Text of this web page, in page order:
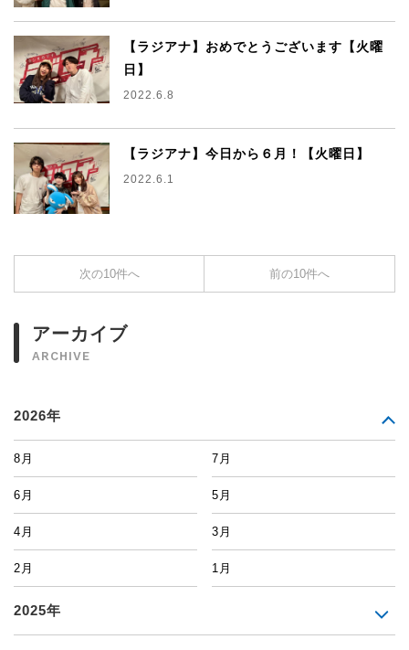
【ラジアナ】おめでとうございます【火曜
日】
2022.6.8
【ラジアナ】今日から６月！【火曜日】
2022.6.1
次の10件へ 前の10件へ
アーカイブ
ARCHIVE
2026年
8月 7月
6月 5月
4月 3月
2月 1月
2025年